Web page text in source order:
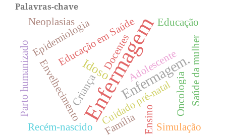
Palavras-chave
Enfermagem
Enfermagem.
Idoso
CriançaCuidado pré-natal
Educação em Saúde
Envelhecimento Saúde da mulher
Adolescente
Família Ensino
Epidemiologia
Recém-nascido
Neoplasias
Parto humanizado Oncologia
Docentes
Educação
Simulação